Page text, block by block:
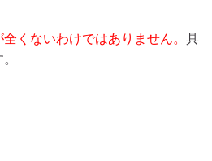
くないわけではありません。 具